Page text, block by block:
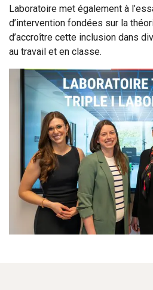
Laboratoire met également à
d’intervention fondées sur la
d’accroître cette inclusion dans
au travail et en classe.